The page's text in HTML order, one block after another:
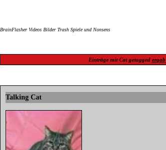
BrainFlasher Videos Bilder Trash Spiele und Nonsens
Einträge mitCatgetaggedergab
Talking Cat